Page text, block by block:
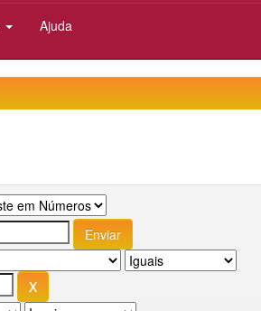
Ajuda